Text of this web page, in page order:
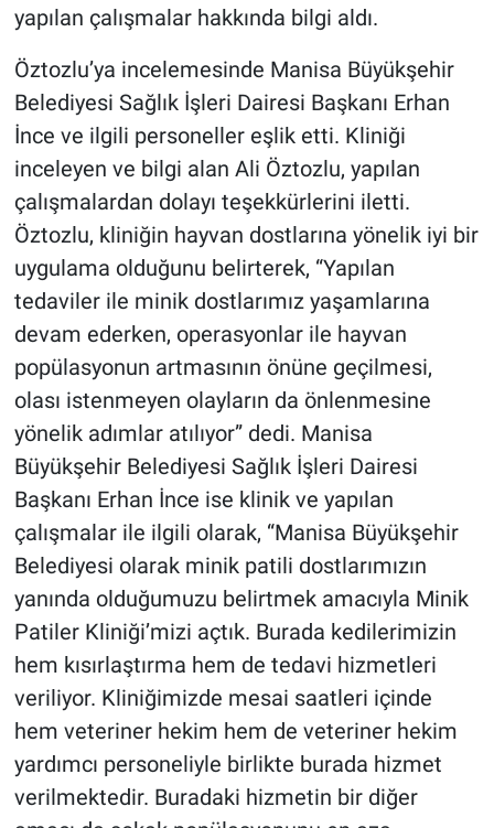
yapılan çalışmalar hakkında bilgi aldı.
Öztozlu’ya incelemesinde Manisa Büyükşehir
Belediyesi Sağlık İşleri Dairesi Başkanı Erhan
İnce ve ilgili personeller eşlik etti. Kliniği
inceleyen ve bilgi alan Ali Öztozlu, yapılan
çalışmalardan dolayı teşekkürlerini iletti.
Öztozlu, kliniğin hayvan dostlarına yönelik iyi bir
uygulama olduğunu belirterek, “Yapılan
tedaviler ile minik dostlarımız yaşamlarına
devam ederken, operasyonlar ile hayvan
popülasyonun artmasının önüne geçilmesi,
olası istenmeyen olayların da önlenmesine
yönelik adımlar atılıyor” dedi. Manisa
Büyükşehir Belediyesi Sağlık İşleri Dairesi
Başkanı Erhan İnce ise klinik ve yapılan
çalışmalar ile ilgili olarak, “Manisa Büyükşehir
Belediyesi olarak minik patili dostlarımızın
yanında olduğumuzu belirtmek amacıyla Minik
Patiler Kliniği’mizi açtık. Burada kedilerimizin
hem kısırlaştırma hem de tedavi hizmetleri
veriliyor. Kliniğimizde mesai saatleri içinde
hem veteriner hekim hem de veteriner hekim
yardımcı personeliyle birlikte burada hizmet
verilmektedir. Buradaki hizmetin bir diğer